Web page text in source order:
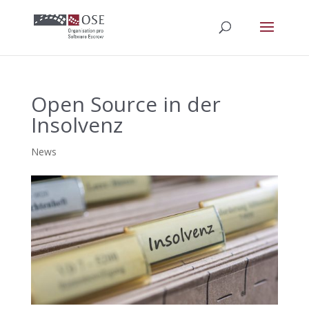
Open Source in der
Insolvenz
News